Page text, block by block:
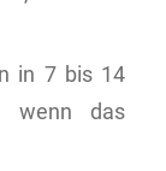
in 7 bis 14
wenn das